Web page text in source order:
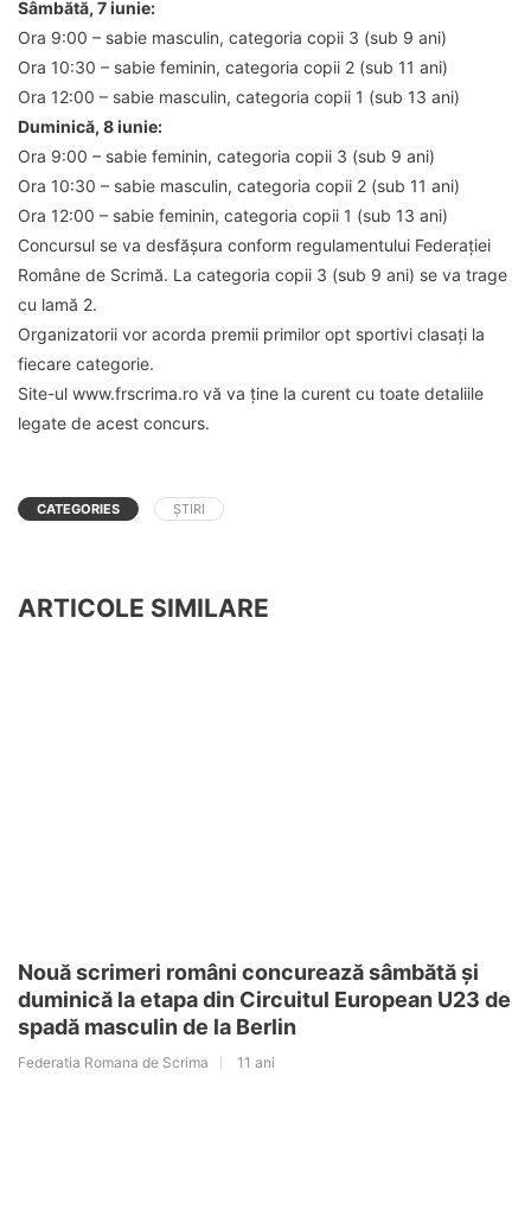
Sâmbătă, 7 iunie:
Ora 9:00 – sabie masculin, categoria copii 3 (sub 9 ani)
Ora 10:30 – sabie feminin, categoria copii 2 (sub 11 ani)
Ora 12:00 – sabie masculin, categoria copii 1 (sub 13 ani)
Duminică, 8 iunie:
Ora 9:00 – sabie feminin, categoria copii 3 (sub 9 ani)
Ora 10:30 – sabie masculin, categoria copii 2 (sub 11 ani)
Ora 12:00 – sabie feminin, categoria copii 1 (sub 13 ani)
Concursul se va desfășura conform regulamentului Federației
Române de Scrimă. La categoria copii 3 (sub 9 ani) se va trage
cu lamă 2.
Organizatorii vor acorda premii primilor opt sportivi clasați la
fiecare categorie.
Site-ul www.frscrima.ro vă va ține la curent cu toate detaliile
legate de acest concurs.
CATEGORIES ȘTIRI
ARTICOLE SIMILARE
Nouă scrimeri români concurează sâmbătă și
duminică la etapa din Circuitul European U23 de
spadă masculin de la Berlin
Federatia Romana de Scrima 11 ani